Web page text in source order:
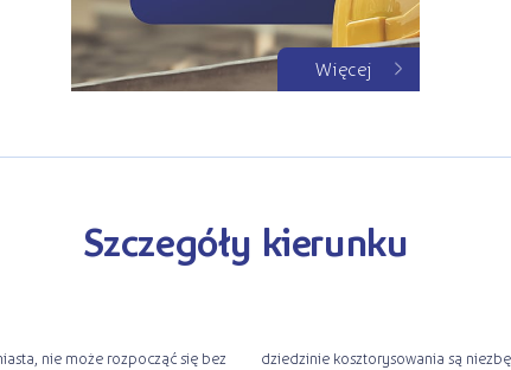
Więcej
Szczegóły kierunku
nie może rozpocząć się bez
i prywatni konsultanci.